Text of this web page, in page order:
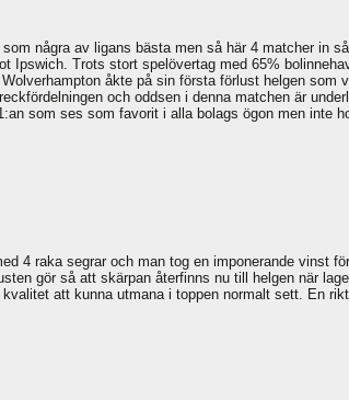
några av ligans bästa men så här 4 matcher in
Ipswich. Trots stort spelövertag med 65%
åkte på sin första förlust helgen
och oddsen i denna matchen är
som ses som favorit i alla bolags ögon men
4 raka segrar och man tog en imponerande vinst
gör så att skärpan återfinns nu till helgen när
att kunna utmana i toppen normalt sett. En